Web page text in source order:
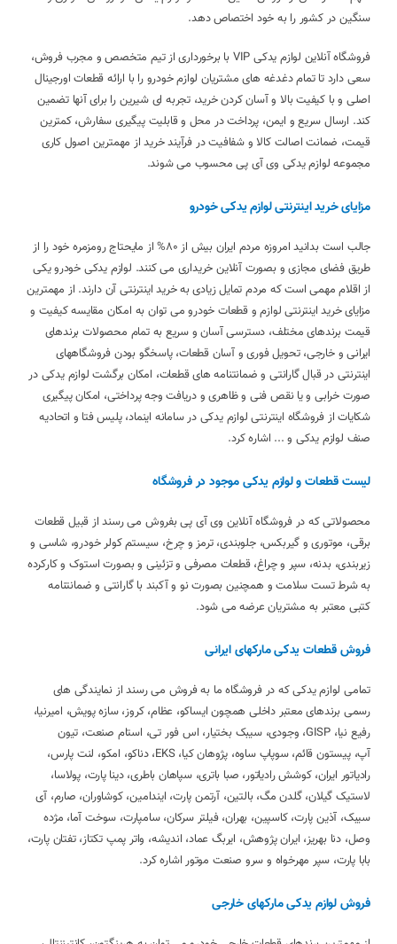
سنگین در کشور را به خود اختصاص دهد.
فروشگاه آنلاین لوازم یدکی VIP با برخورداری از تیم متخصص و مجرب فروش،
سعی دارد تا تمام دغدغه های مشتریان لوازم خودرو را با ارائه قطعات اورجینال
اصلی و با کیفیت بالا و آسان کردن خرید، تجربه ای شیرین را برای آنها تضمین
کند. ارسال سریع و ایمن، پرداخت در محل و قابلیت پیگیری سفارش، کمترین
قیمت، ضمانت اصالت کالا و شفافیت در فرآیند خرید از مهمترین اصول کاری
مجموعه لوازم یدکی وی آی پی محسوب می شوند.
مزایای خرید اینترنتی لوازم یدکی خودرو
جالب است بدانید امروزه مردم ایران بیش از 80% از مایحتاج رومزمره خود را از
طریق فضای مجازی و بصورت آنلاین خریداری می کنند. لوازم یدکی خودرو یکی
از اقلام مهمی است که مردم تمایل زیادی به خرید اینترنتی آن دارند. از مهمترین
مزایای خرید اینترنتی لوازم و قطعات خودرو می توان به امکان مقایسه کیفیت و
قیمت برندهای مختلف، دسترسی آسان و سریع به تمام محصولات برندهای
ایرانی و خارجی، تحویل فوری و آسان قطعات، پاسخگو بودن فروشگاههای
اینترنتی در قبال گارانتی و ضمانتنامه های قطعات، امکان برگشت لوازم یدکی در
صورت خرابی و یا نقص فنی و ظاهری و دریافت وجه پرداختی، امکان پیگیری
شکایات از فروشگاه اینترنتی لوازم یدکی در سامانه اینماد، پلیس فتا و اتحادیه
صنف لوازم یدکی و ... اشاره کرد.
لیست قطعات و لوازم یدکی موجود در فروشگاه
محصولاتی که در فروشگاه آنلاین وی آی پی بفروش می رسند از قبیل قطعات
برقی، موتوری و گیربکس، جلوبندی، ترمز و چرخ، سیستم کولر خودرو، شاسی و
زیربندی، بدنه، سپر و چراغ، قطعات مصرفی و تزئینی و بصورت استوک و کارکرده
به شرط تست سلامت و همچنین بصورت نو و آکبند با گارانتی و ضمانتنامه
کتبی معتبر به مشتریان عرضه می شود.
فروش قطعات یدکی مارکهای ایرانی
تمامی لوازم یدکی که در فروشگاه ما به فروش می رسند از نمایندگی های
رسمی برندهای معتبر داخلی همچون ایساکو، عظام، کروز، سازه پویش، امیرنیا،
رفیع نیا، GISP، وجودی، سیبک بختیار، اس فور تی، استام صنعت، تیون
آپ، پیستون قائم، سوپاپ ساوه، پژوهان کیا، EKS، دناکو، امکو، لنت پارس،
رادیاتور ایران، کوشش رادیاتور، صبا باتری، سپاهان باطری، دینا پارت، پولاسا،
لاستیک گیلان، گلدن مگ، بالتین، آرتمن پارت، ایندامین، کوشاوران، صارم، آی
سیبک، آذین پارت، کاسپین، بهران، فیلتر سرکان، سامپارت، سوخت آما، مژده
وصل، دنا بهریز، ایران پژوهش، ایربگ عماد، اندیشه، واتر پمپ تکتاز، تفتان پارت،
بابا پارت، سپر مهرخواه و سرو صنعت موتور اشاره کرد.
فروش لوازم یدکی مارکهای خارجی